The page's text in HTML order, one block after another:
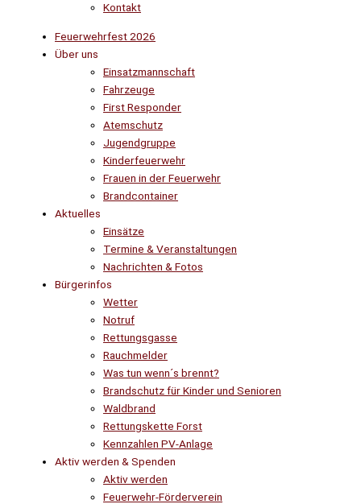
Kontakt
Feuerwehrfest 2026
Über uns
Einsatzmannschaft
Fahrzeuge
First Responder
Atemschutz
Jugendgruppe
Kinderfeuerwehr
Frauen in der Feuerwehr
Brandcontainer
Aktuelles
Einsätze
Termine & Veranstaltungen
Nachrichten & Fotos
Bürgerinfos
Wetter
Notruf
Rettungsgasse
Rauchmelder
Was tun wenn´s brennt?
Brandschutz für Kinder und Senioren
Waldbrand
Rettungskette Forst
Kennzahlen PV-Anlage
Aktiv werden & Spenden
Aktiv werden
Feuerwehr-Förderverein